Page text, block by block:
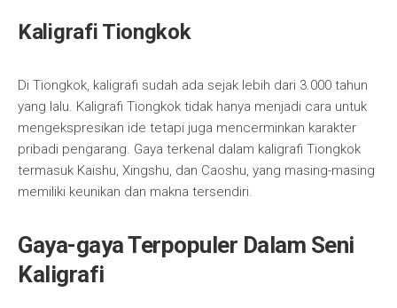
Kaligrafi Tiongkok
Di Tiongkok, kaligrafi sudah ada sejak lebih dari 3.000 tahun
yang lalu. Kaligrafi Tiongkok tidak hanya menjadi cara untuk
mengekspresikan ide tetapi juga mencerminkan karakter
pribadi pengarang. Gaya terkenal dalam kaligrafi Tiongkok
termasuk Kaishu, Xingshu, dan Caoshu, yang masing-masing
memiliki keunikan dan makna tersendiri.
Gaya-gaya Terpopuler Dalam Seni
Kaligrafi